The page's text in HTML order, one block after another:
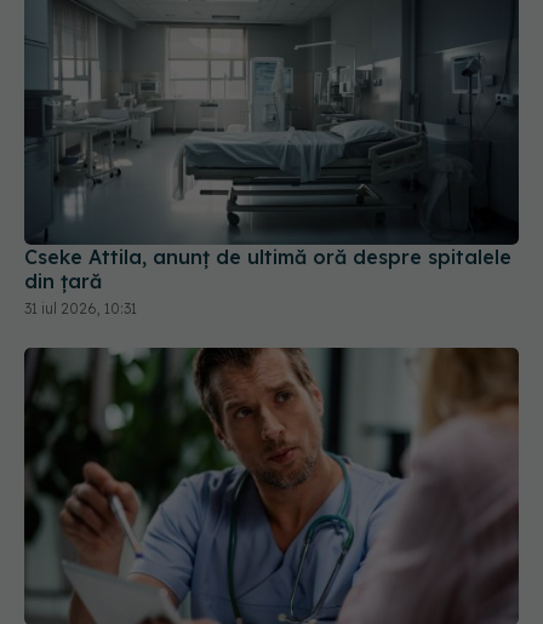
Cseke Attila, anunț de ultimă oră despre spitalele
din țară
31 iul 2026, 10:31